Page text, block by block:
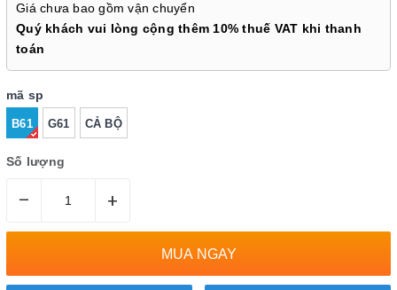
Giá chưa bao gồm vận chuyển
Quý khách vui lòng cộng thêm 10% thuế VAT khi thanh
toán
mã sp
B61 G61 CẢ BỘ
Số lượng
– +
MUA NGAY